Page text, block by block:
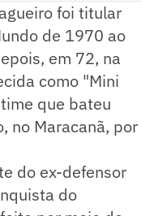
foi titular
de 1970 ao
em 72, na
como "Mini
que bateu
no Maracanã, por
do ex-defensor
do